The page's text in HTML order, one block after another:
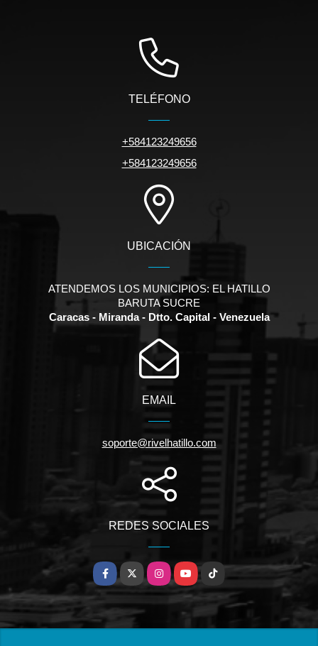
TELÉFONO
+584123249656
+584123249656
UBICACIÓN
ATENDEMOS LOS MUNICIPIOS: EL HATILLO
BARUTA SUCRE
Caracas - Miranda - Dtto. Capital - Venezuela
EMAIL
soporte@rivelhatillo.com
REDES SOCIALES
Facebook
X InstagramYouTubeTikTok